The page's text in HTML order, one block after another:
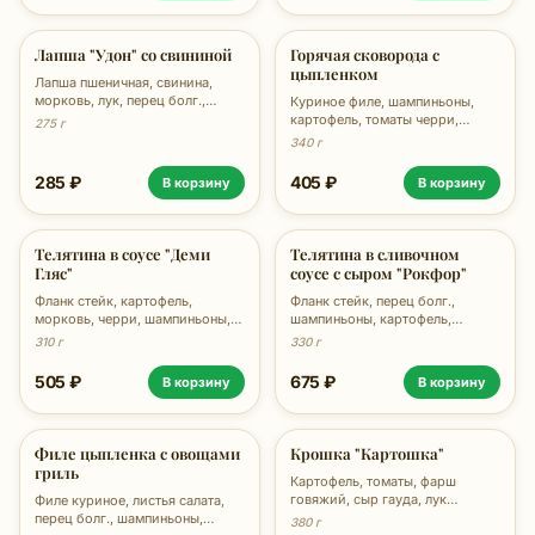
Лапша "Удон" со свининой
Лапша пшеничная, свинина,
морковь, лук, перец болг.,
кунжут, соус Кимчи, соус Унаги,
275 г
285 ₽ В корзину
Горячая сковорода с
цыпленком
Куриное филе, шампиньоны,
картофель, томаты черри,
тортилья, лук, зелень, сливки,
340 г
405 ₽ В корзину
Телятина в соусе "Деми
Гляс"
Фланк стейк, картофель,
морковь, черри, шампиньоны,
рук репч., перец болг., соус
рис, 310г
310 г
505 ₽ В корзину
Телятина в сливочном
соусе с сыром "Рокфор"
Фланк стейк, перец болг.,
шампиньоны, картофель,
морковь, лук репч., сливки,
330 г
675 ₽ В корзину
Филе цыпленка с овощами
гриль
Филе куриное, листья салата,
перец болг., шампиньоны,
Крошка "Картошка"
Картофель, томаты, фарш
говяжий, сыр гауда, лук
карамелизованный, соусы тар-
380 г